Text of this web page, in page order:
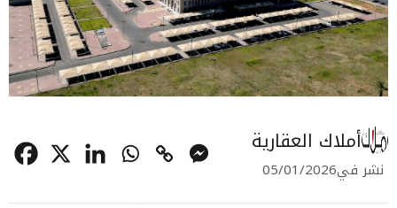
أملاك العقارية
نشر في05/01/2026